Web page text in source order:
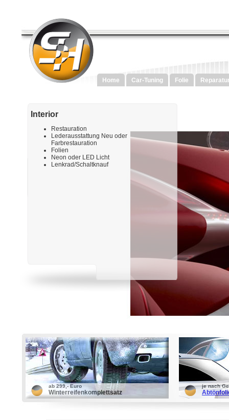
Home Car-Tuning Folie
Interior
Restauration
Lederausstattung Neu oder
Farbrestauration
Folien
Neon oder LED Licht
Lenkrad/Schaltknauf
ab 299,- Euro
Winterreifenkomplettsatz
je nach